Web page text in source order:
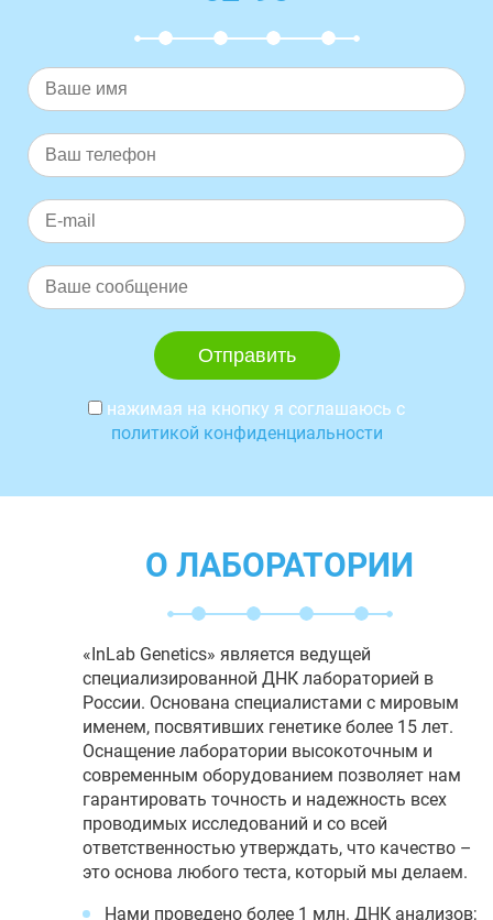
нажимая на кнопку я соглашаюсь с
политикой конфиденциальности
О ЛАБОРАТОРИИ
«InLab Genetics» является ведущей
специализированной ДНК лабораторией в
России. Основана специалистами с мировым
именем, посвятивших генетике более 15 лет.
Оснащение лаборатории высокоточным и
современным оборудованием позволяет нам
гарантировать точность и надежность всех
проводимых исследований и со всей
ответственностью утверждать, что качество –
это основа любого теста, который мы делаем.
Нами проведено более 1 млн. ДНК анализов;